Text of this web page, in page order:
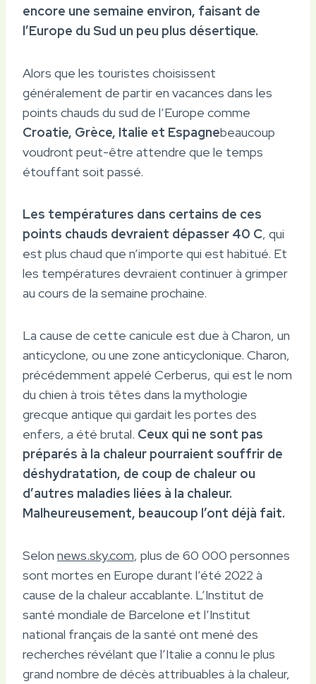
encore une semaine environ, faisant de
l’Europe du Sud un peu plus désertique.
Alors que les touristes choisissent
généralement de partir en vacances dans les
points chauds du sud de l’Europe comme
Croatie, Grèce, Italie et Espagnebeaucoup
voudront peut-être attendre que le temps
étouffant soit passé.
Les températures dans certains de ces
points chauds devraient dépasser 40 C, qui
est plus chaud que n’importe qui est habitué. Et
les températures devraient continuer à grimper
au cours de la semaine prochaine.
La cause de cette canicule est due à Charon, un
anticyclone, ou une zone anticyclonique. Charon,
précédemment appelé Cerberus, qui est le nom
du chien à trois têtes dans la mythologie
grecque antique qui gardait les portes des
enfers, a été brutal. Ceux qui ne sont pas
préparés à la chaleur pourraient souffrir de
déshydratation, de coup de chaleur ou
d’autres maladies liées à la chaleur.
Malheureusement, beaucoup l’ont déjà fait.
Selon news.sky.com, plus de 60 000 personnes
sont mortes en Europe durant l’été 2022 à
cause de la chaleur accablante. L’Institut de
santé mondiale de Barcelone et l’Institut
national français de la santé ont mené des
recherches révélant que l’Italie a connu le plus
grand nombre de décès attribuables à la chaleur,